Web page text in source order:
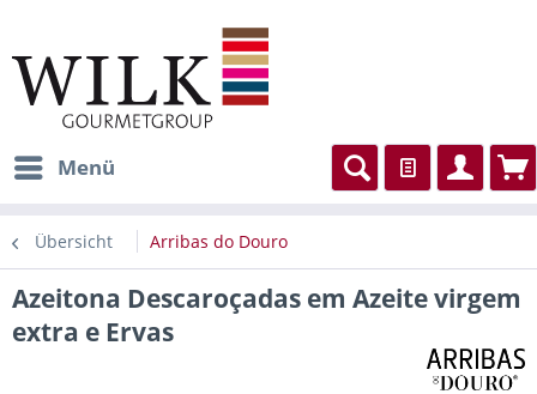
Menü
Übersicht Arribas do Douro
Azeitona Descaroçadas em Azeite virgem
extra e Ervas